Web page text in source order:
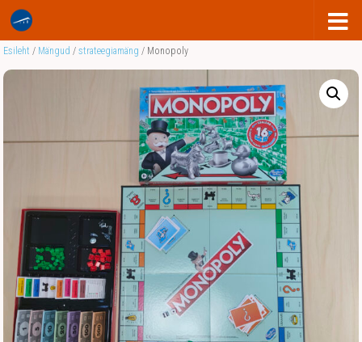
Esileht / Mängud /strateegiamäng / Monopoly